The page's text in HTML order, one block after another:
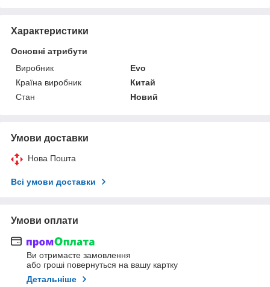
Характеристики
Основні атрибути
Виробник
Evo
Країна виробник
Китай
Стан
Новий
Умови доставки
Нова Пошта
Всі умови доставки
Умови оплати
Ви отримаєте замовлення
або гроші повернуться на вашу картку
Детальніше